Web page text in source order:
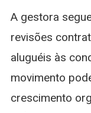
A gestora
revisões
aluguéis às
movimento
crescimento